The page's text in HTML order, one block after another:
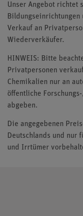
Unser Angebot richtet
Verkauf an
Wiederverkäufer.
HINWEIS: Bitte
Privatpersonen
Chemikalien nur an
öffentliche
abgeben.
Die angegebenen
Deutschlands und nur
und Irrtümer